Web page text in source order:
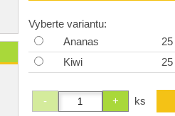
Vyberte variantu:
Ananas
Kiwi
ks